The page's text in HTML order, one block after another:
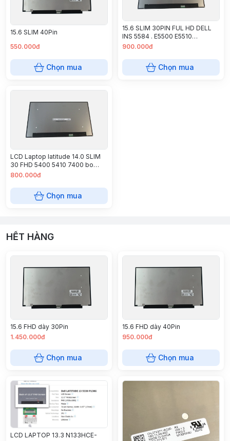
15.6 SLIM 40Pin
550.000đ
Chọn mua
15.6 SLIM 30PIN FUL HD DELL
INS 5584 . E5500 E5510
PRECISION 15 3541 LATITUDE 15
900.000đ
Chọn mua
LCD Laptop latitude 14.0 SLIM
30 FHD 5400 5410 7400 bo
ngược lưng
800.000đ
Chọn mua
HẾT HÀNG
15.6 FHD dày 30Pin
1.450.000đ
Chọn mua
15.6 FHD dày 40Pin
950.000đ
Chọn mua
LCD LAPTOP 13.3 N133HCE-